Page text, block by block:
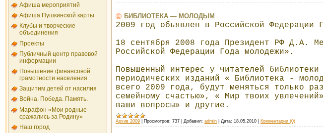
Афиша мероприятий
Афиша Пушкинской карты
Клубы и творческие
объединения
Проекты
Публичный центр правовой
информации
Повышение финансовой
грамотности населения
Защитим детей от насилия
Война. Победа. Память.
Марафон «Мои родные
сражались за Родину»
Наш город
БИБЛИОТЕКА — МОЛОДЫМ
2009 год обьявлен в Российской Федерации
18 сентября 2008 года Президент РФ Д.А.
Российской Федерации Года молодежи».
Повышенный интерес у читателей
периодических изданий « Библиотека -
всего 2009 года, будут меняться только
семейному счастью», « Мир твоих
ваши вопросы» и другие.
Архив 2009 Просмотров: 737 Добавил: admin Дата: 18.05.2010 Комментарии (0)